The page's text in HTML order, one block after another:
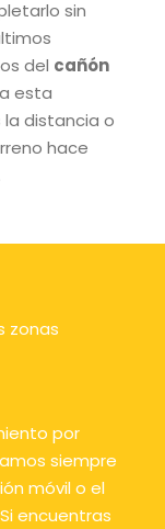
sin
del cañón
esta
distancia o
hace
zonas
por
siempre
móvil o el
encuentras